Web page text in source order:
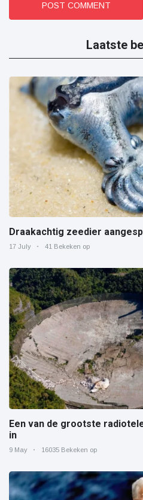
POST COMMENT
Laatste
Draakachtig zeedier
17 July 41 Bekeken op
Een van de grootste
in
9 May 16035 Bekeken op